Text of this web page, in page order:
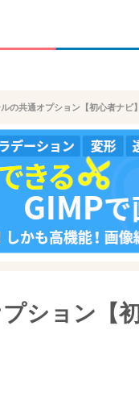
の共通オプション【初心者ナビ】
ション【初